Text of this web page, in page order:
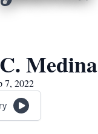
Medina
7, 2022